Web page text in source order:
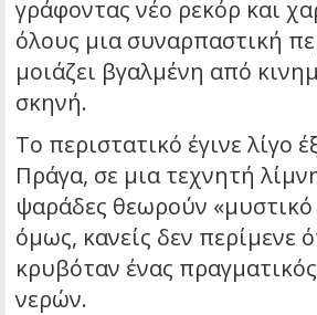
γράφοντας νέο ρεκόρ και
όλους μια συναρπαστική
μοιάζει βγαλμένη από
σκηνή.
Το περιστατικό έγινε λίγο
Πράγα, σε μια τεχνητή
ψαράδες θεωρούν «μυστικό
όμως, κανείς δεν περίμενε
κρυβόταν ένας
νερών.